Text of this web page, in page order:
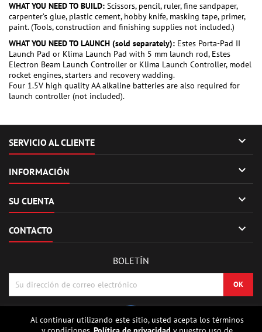
WHAT YOU NEED TO BUILD: Scissors, pencil, ruler, fine sandpaper,
carpenter’s glue, plastic cement, hobby knife, masking tape, primer,
paint. (Tools, construction and finishing supplies not included.)
WHAT YOU NEED TO LAUNCH (sold separately): Estes Porta-Pad II
Launch Pad or Klima Launch Pad with 5 mm launch rod, Estes
Electron Beam Launch Controller or Klima Launch Controller, model
rocket engines, starters and recovery wadding.
Four 1.5V high quality AA alkaline batteries are also required for
launch controller (not included).
SERVICIO AL CLIENTE 
INFORMACIÓN 
SU CUENTA 
CONTACTO 
Al continuar utilizando este sitio, usted acepta los términos
BOLETÍN